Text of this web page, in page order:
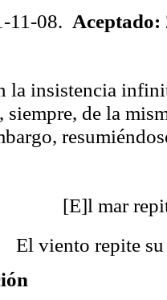
11-08. Aceptado:
la insistencia
siempre, de la
[E]l mar
El viento repite